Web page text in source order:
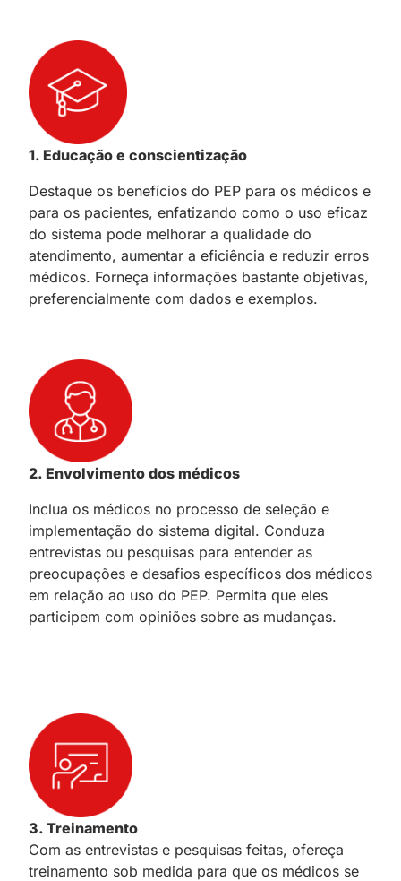
1. Educação e conscientização
Destaque os benefícios do PEP para os médicos e
para os pacientes, enfatizando como o uso eficaz
do sistema pode melhorar a qualidade do
atendimento, aumentar a eficiência e reduzir erros
médicos. Forneça informações bastante objetivas,
preferencialmente com dados e exemplos.
2. Envolvimento dos médicos
Inclua os médicos no processo de seleção e
implementação do sistema digital. Conduza
entrevistas ou pesquisas para entender as
preocupações e desafios específicos dos médicos
em relação ao uso do PEP. Permita que eles
participem com opiniões sobre as mudanças.
3. Treinamento
Com as entrevistas e pesquisas feitas, ofereça
treinamento sob medida para que os médicos se